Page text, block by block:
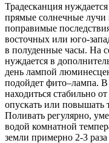
Традесканция
прямые солнечные лучи
поправимые
восточных или юго-
в полуденные часы. На
нуждается в
день лампой
подойдет фито–лампа. В
находиться стабильно
опускать или повышать
Поливать регулярно,
водой комнатной
земли примерно 2-3